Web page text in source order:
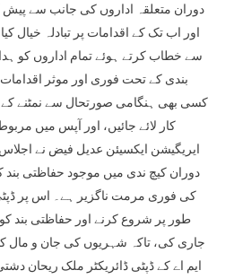
دوران متعلقہ اداروں کی جانب سے پیش
اور اب تک کے اقدامات پر تبادلہ خیال
سے خطاب کرتے ہوئے تمام اداروں کو
بندی کے تحت فوری اور موثر اقدامات
کسی بھی ہنگامی صورتحال سے نمٹنے کے
کار لائے جائیں، اور آپس میں
ایریگیشن ایکسیئن عدیل فیض نے
دوران کیچ ندی میں موجود حفاظتی بند
کی فوری مرمت ناگزیر ہے۔ اس پر
طور پر شروع کرنے اور حفاظتی بند
جاری کی، تاکہ شہریوں کی جان و مال
ایم اے کے ڈپٹی ڈائریکٹر ملک ریحان